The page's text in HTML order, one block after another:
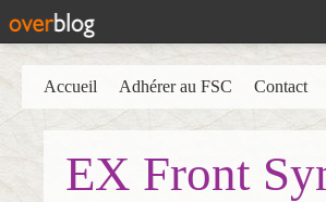
EX Front
Accueil Adhérer au FSC Contact